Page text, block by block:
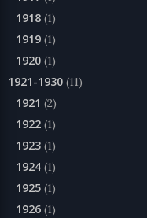
1918 (1)
1919 (1)
1920 (1)
1921-1930 (11)
1921 (2)
1922 (1)
1923 (1)
1924 (1)
1925 (1)
1926 (1)